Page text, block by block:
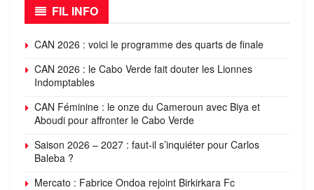
FIL INFO
CAN 2026 : voici le programme des quarts de finale
CAN 2026 : le Cabo Verde fait douter les Lionnes
Indomptables
CAN Féminine : le onze du Cameroun avec Biya et
Aboudi pour affronter le Cabo Verde
Saison 2026 – 2027 : faut-il s’inquiéter pour Carlos
Baleba ?
Mercato : Fabrice Ondoa rejoint Birkirkara Fc